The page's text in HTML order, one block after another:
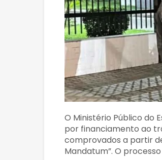
O Ministério Público do
por financiamento ao
comprovados a partir
Mandatum”. O